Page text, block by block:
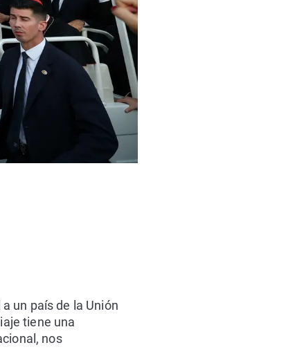
un país de la Unión
tiene una
nos